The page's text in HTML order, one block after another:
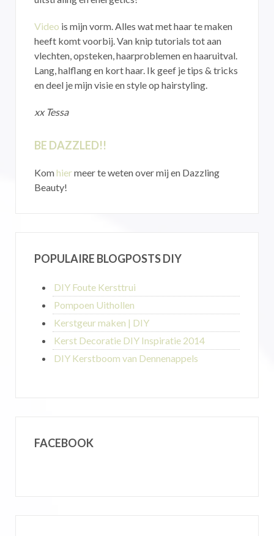
Video is mijn vorm. Alles wat met haar te maken
heeft komt voorbij. Van knip tutorials tot aan
vlechten, opsteken, haarproblemen en haaruitval.
Lang, halflang en kort haar. Ik geef je tips & tricks
en deel je mijn visie en style op hairstyling.
xx Tessa
BE DAZZLED!!
Komhiermeer te weten over mij en Dazzling
Beauty!
POPULAIRE BLOGPOSTS DIY
DIY Foute Kersttrui
Pompoen Uithollen
Kerstgeur maken | DIY
Kerst Decoratie DIY Inspiratie 2014
DIY Kerstboom van Dennenappels
FACEBOOK